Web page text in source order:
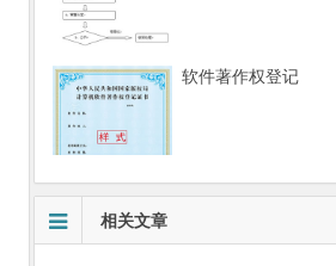
软件著作权登记
相关文章